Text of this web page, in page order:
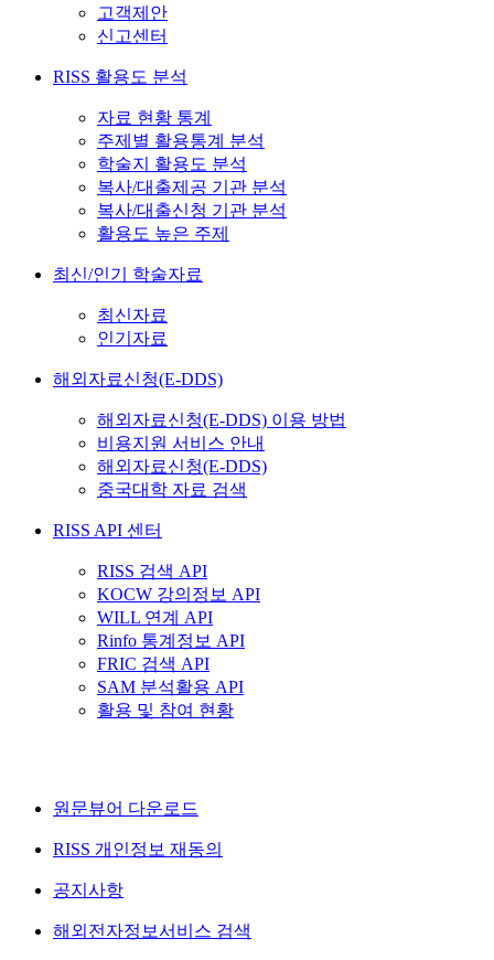
고객제안
신고센터
RISS 활용도 분석
자료 현황 통계
주제별 활용통계 분석
학술지 활용도 분석
복사/대출제공 기관 분석
복사/대출신청 기관 분석
활용도 높은 주제
최신/인기 학술자료
최신자료
인기자료
해외자료신청(E-DDS)
해외자료신청(E-DDS) 이용 방법
비용지원 서비스 안내
해외자료신청(E-DDS)
중국대학 자료 검색
RISS API 센터
RISS 검색 API
KOCW 강의정보 API
WILL 연계 API
Rinfo 통계정보 API
FRIC 검색 API
SAM 분석활용 API
활용 및 참여 현황
원문뷰어 다운로드
RISS 개인정보 재동의
공지사항
해외전자정보서비스 검색